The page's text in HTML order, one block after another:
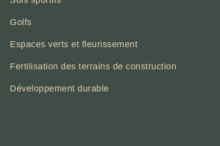
Golfs
Espaces verts et fleurissement
Fertilisation des terrains de construction
Développement durable